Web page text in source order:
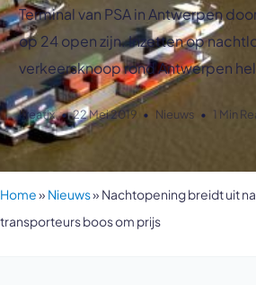
Terminal van PSA in Antwerpen
op 24 open zijn. Inzetten op
verkeersknoop rond Antwerpen
kreatix 22 Mei 2019 Nieuws 1 Min
Home»Nieuws»Nachtopening breidt uit
transporteurs boos om prijs